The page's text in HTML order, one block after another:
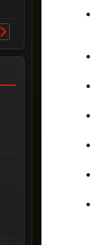
Toggle
submenu